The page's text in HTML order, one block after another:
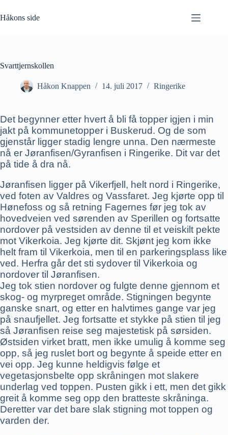
til
innholdet
Håkons side
Svarttjernskollen
Håkon Knappen 14. juli 2017 Ringerike
Det begynner etter hvert å bli få topper igjen i min
jakt på kommunetopper i Buskerud. Og de som
gjenstår ligger stadig lengre unna. Den nærmeste
nå er Jøranfisen/Gyranfisen i Ringerike. Dit var det
på tide å dra nå.
Jøranfisen ligger på Vikerfjell, helt nord i Ringerike,
ved foten av Valdres og Vassfaret. Jeg kjørte opp til
Hønefoss og så retning Fagernes før jeg tok av
hovedveien ved sørenden av Sperillen og fortsatte
nordover på vestsiden av denne til et veiskilt pekte
mot Vikerkoia. Jeg kjørte dit. Skjønt jeg kom ikke
helt fram til Vikerkoia, men til en parkeringsplass like
ved. Herfra går det sti sydover til Vikerkoia og
nordover til Jøranfisen.
Jeg tok stien nordover og fulgte denne gjennom et
skog- og myrpreget område. Stigningen begynte
ganske snart, og etter en halvtimes gange var jeg
på snaufjellet. Jeg fortsatte et stykke på stien til jeg
så Jøranfisen reise seg majestetisk på sørsiden.
Østsiden virket bratt, men ikke umulig å komme seg
opp, så jeg ruslet bort og begynte å speide etter en
vei opp. Jeg kunne heldigvis følge et
vegetasjonsbelte opp skråningen mot slakere
underlag ved toppen. Pusten gikk i ett, men det gikk
greit å komme seg opp den bratteste skråninga.
Deretter var det bare slak stigning mot toppen og
varden der.